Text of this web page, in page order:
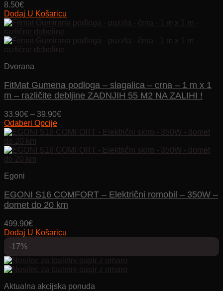
8.50€
Dodaj U Košaricu
Dvorana
FitMat Gumena podloga – slagalica – crna – 1 m x 1
m – različite debljine ZADNJIH 55 M2 NA ZALIHI !
33.90€ – 39.90€Price
33.90€
39.90€
Odaberi Opcije
Ovaj
proizvod
ima
više
Opcije
mogu
odabrati
stranici
proizvoda
Egoni
EGONI S16 COMFORT – Električni romobil – 350W –
domet do 20 km
499.90€
Dodaj U Košaricu
-17%
Aktualna akcijska ponuda